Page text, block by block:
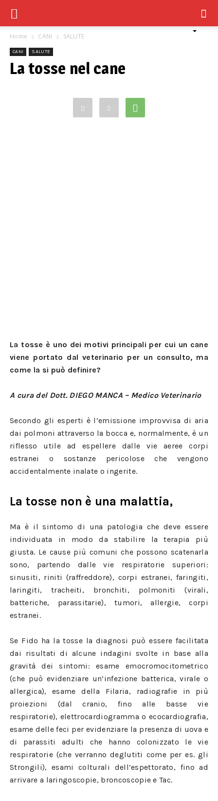
Home CANI SALUTE
CANI SALUTE
La tosse nel cane
La tosse è uno dei motivi principali per cui un cane
viene portato dal veterinario per un consulto, ma
come la si può definire?
A cura del Dott. DIEGO MANCA – Medico Veterinario
Secondo gli esperti è l’emissione improvvisa di aria
dai polmoni attraverso la bocca e, normalmente, è un
riflesso utile ad espellere dalle vie aeree corpi
estranei o sostanze pericolose che vengono
accidentalmente inalate o ingerite.
La tosse non è una malattia,
Ma è il sintomo di una patologia che deve essere
individuata in modo da stabilire la terapia più
giusta. Le cause più comuni che possono scatenarla
sono, partendo dalle vie respiratorie superiori:
sinusiti, riniti (raffreddore), corpi estranei, faringiti,
laringiti, tracheiti, bronchiti, polmoniti (virali,
batteriche, parassitarie), tumori, allergie, corpi
estranei.
Se Fido ha la tosse la diagnosi può essere facilitata
dai risultati di alcune indagini svolte in base alla
gravità dei sintomi: esame emocromocitometrico
(che può evidenziare un’infezione batterica, virale o
allergica), esame della Filaria, radiografie in più
proiezioni (dal cranio, fino alle basse vie
respiratorie), elettrocardiogramma o ecocardiografia,
esame delle feci per evidenziare la presenza di uova e
di parassiti adulti che hanno colonizzato le vie
respiratorie (che verranno deglutiti come per es. gli
Strongili), esami colturali dell’espettorato, fino ad
arrivare a laringoscopie, broncoscopie e Tac.